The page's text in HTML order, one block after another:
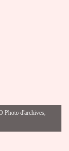
Photo d'archives,